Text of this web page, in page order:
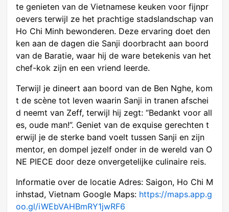
te genieten van de Vietnamese keuken voor fijnpr
oevers terwijl ze het prachtige stadslandschap van
Ho Chi Minh bewonderen. Deze ervaring doet den
ken aan de dagen die Sanji doorbracht aan boord
van de Baratie, waar hij de ware betekenis van het
chef-kok zijn en een vriend leerde.
Terwijl je dineert aan boord van de Ben Nghe, kom
t de scène tot leven waarin Sanji in tranen afschei
d neemt van Zeff, terwijl hij zegt: “Bedankt voor all
es, oude man!”. Geniet van de exquise gerechten t
erwijl je de sterke band voelt tussen Sanji en zijn
mentor, en dompel jezelf onder in de wereld van O
NE PIECE door deze onvergetelijke culinaire reis.
Informatie over de locatie Adres: Saigon, Ho Chi M
inhstad, Vietnam Google Maps: https://maps.app.g
oo.gl/iWEbVAHBmRY1jwRF6